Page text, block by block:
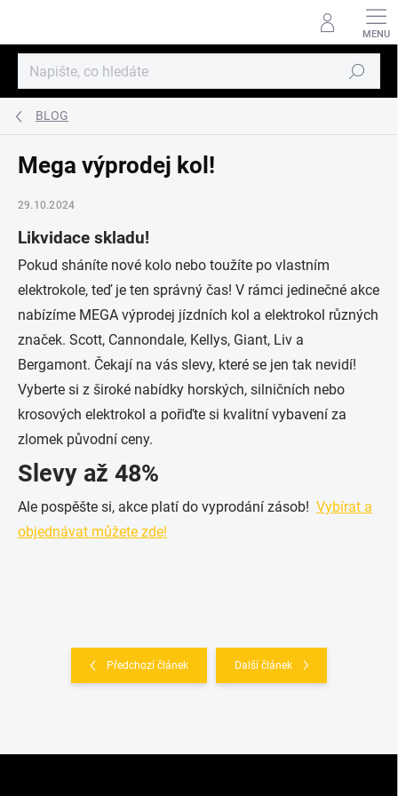
Hledat
BLOG
Mega výprodej kol!
29.10.2024
Likvidace skladu!
Pokud sháníte nové kolo nebo toužíte po vlastním
elektrokole, teď je ten správný čas! V rámci jedinečné akce
nabízíme MEGA výprodej jízdních kol a elektrokol různých
značek. Scott, Cannondale, Kellys, Giant, Liv a
Bergamont. Čekají na vás slevy, které se jen tak nevidí!
Vyberte si z široké nabídky horských, silničních nebo
krosových elektrokol a pořiďte si kvalitní vybavení za
zlomek původní ceny.
Slevy až 48%
Ale pospěšte si, akce platí do vyprodání zásob! Vybírat a
objednávat můžete zde!
Předchozí článek Další článek